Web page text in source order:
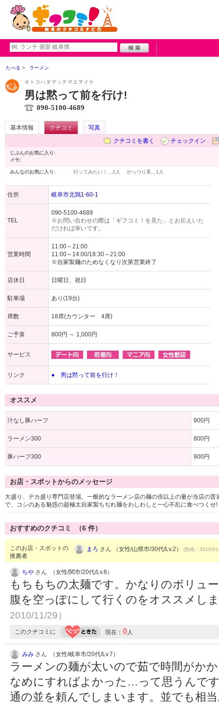
たべる ラーメン
オトコハダマッテマエヲイケ
男は黙って前を行け!
090-5100-4689
基本情報 クチコミ
写真
クチコミを書く
チェックイン
じぶんのお気に入り:
メモ:
みんなのお気に入り: 行ってみたい！… 2人 がっつり系… 1人
住所 岐阜市北鶉1-60-1
TEL
090-5100-4689
※お問い合わせの際は「ギフコミ！を見た」とお伝えいた
だければ幸いです。
営業時間
11:00～21:00
11:00～14:00/18:30～21:00
※自家製麺のためなくなり次第営業終了
店休日 日曜日、祝日
駐車場 あり(19台)
席数 18席(カウンター 4席)
ご予算 800円 ～ 1,000円
サービス
リンク ● 男は黙って前を行け！
オススメ
汁なし豚ハーフ 900円
ラーメン300 800円
豚ハーフ300 900円
お店・スポットからのメッセージ
大盛り、デカ盛り専門店登場。一般的なラーメン店の麺の倍以上の量が当店の
で、コシのある魅惑の超極太自家製ちぢれ麺をわしわしと一心不乱に食べつくせ!
おすすめのクチコミ （6 件）
このお店・スポットの
推薦者
まろ さん （女性/山県市/30代/Lv.2） (投稿：2010/
ちや さん （女性/関市/20代/Lv.8）
もちもちの太麺です。かなりのボリュ
腹を空っぽにして行くのをオススメし
2010/11/29）
このクチコミに 現在： 0人
みみ さん （女性/岐阜市/20代/Lv.7）
ラーメンの麺が太いので茹で時間がか
なめにすればよかった…って思うんで
通の並を頼んでしまいます。並でも相